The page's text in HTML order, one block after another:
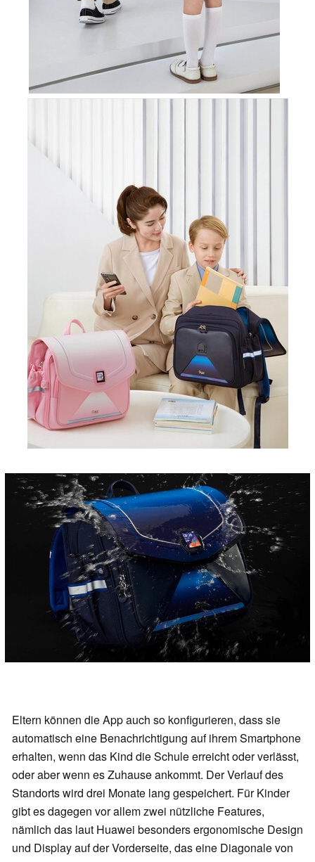
Eltern können die App auch so konfigurieren, dass sie
automatisch eine Benachrichtigung auf ihrem Smartphone
erhalten, wenn das Kind die Schule erreicht oder verlässt,
oder aber wenn es Zuhause ankommt. Der Verlauf des
Standorts wird drei Monate lang gespeichert. Für Kinder
gibt es dagegen vor allem zwei nützliche Features,
nämlich das laut Huawei besonders ergonomische Design
und Display auf der Vorderseite, das eine Diagonale von